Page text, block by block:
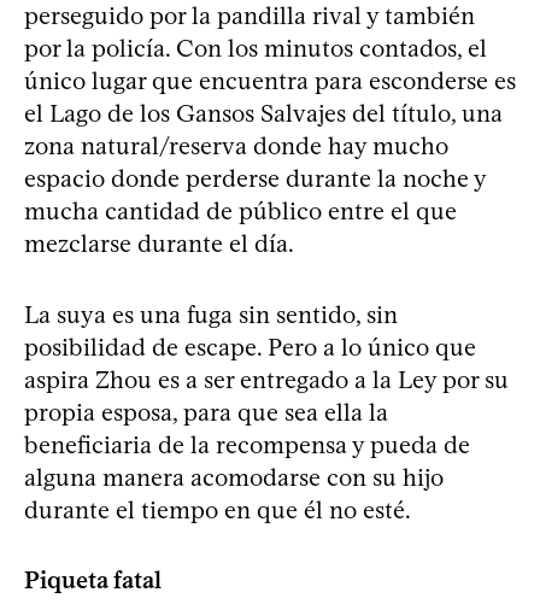
perseguido por la pandilla rival y también
por la policía. Con los minutos contados, el
único lugar que encuentra para esconderse es
el Lago de los Gansos Salvajes del título, una
zona natural/reserva donde hay mucho
espacio donde perderse durante la noche y
mucha cantidad de público entre el que
mezclarse durante el día.
La suya es una fuga sin sentido, sin
posibilidad de escape. Pero a lo único que
aspira Zhou es a ser entregado a la Ley por su
propia esposa, para que sea ella la
beneficiaria de la recompensa y pueda de
alguna manera acomodarse con su hijo
durante el tiempo en que él no esté.
Piqueta fatal